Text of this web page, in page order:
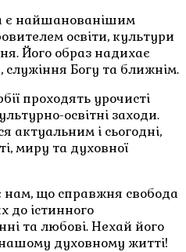
є найшанованішим
освіти, культури
Його образ надихає
служіння Богу та ближнім.
проходять урочисті
освітні заходи.
актуальним і сьогодні,
миру та духовної
нам, що справжня свобода
до істинного
та любові. Нехай його
духовному житті!